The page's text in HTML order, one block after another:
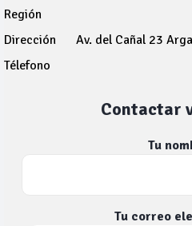
Región
Dirección
Av. del Cañal 23
Télefono
Contactar
Tu
Tu correo